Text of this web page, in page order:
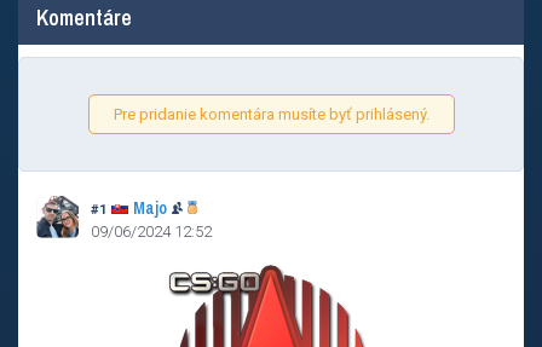
Komentáre
Pre pridanie komentára musíte byť prihlásený.
#1 Majo
09/06/2024 12:52